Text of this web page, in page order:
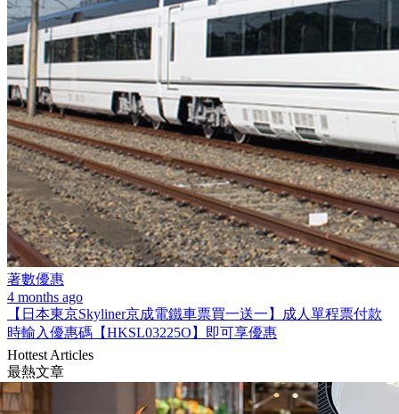
著數優惠
4 months ago
【日本東京Skyliner京成電鐵車票買一送一】成人單程票付款
時輸入優惠碼【HKSL03225O】即可享優惠
Hottest Articles
最熱文章